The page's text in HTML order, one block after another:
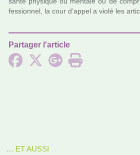
fes­sion­nel, la cour d’appel a violé les
Partager l'article
… ET AUSSI